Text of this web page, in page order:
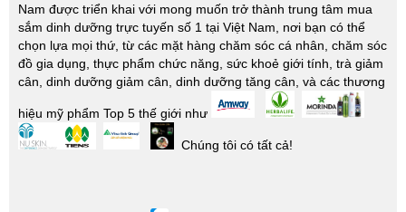
Nam được triển khai với mong muốn trở thành trung tâm mua
sắm dinh dưỡng trực tuyến số 1 tại Việt Nam, nơi bạn có thể
chọn lựa mọi thứ, từ các mặt hàng chăm sóc cá nhân, chăm sóc
đồ gia dụng, thực phẩm chức năng, sức khoẻ giới tính, trà giảm
cân, dinh dưỡng giảm cân, dinh dưỡng tăng cân, và các thương
hiệu mỹ phẩm Top 5 thế giới như
Chúng tôi có tất cả!